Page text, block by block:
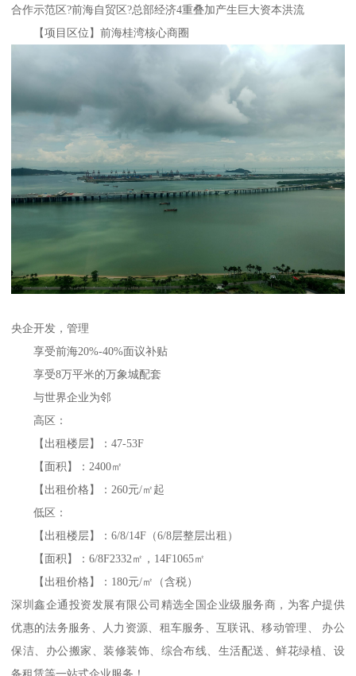
合作示范区?前海自贸区?总部经济4重叠加产生巨大资本洪流
【项目区位】前海桂湾核心商圈
央企开发，管理
享受前海20%-40%面议补贴
享受8万平米的万象城配套
与世界企业为邻
高区：
【出租楼层】：47-53F
【面积】：2400㎡
【出租价格】：260元/㎡起
低区：
【出租楼层】：6/8/14F（6/8层整层出租）
【面积】：6/8F2332㎡，14F1065㎡
【出租价格】：180元/㎡（含税）
深圳鑫企通投资发展有限公司精选全国企业级服务商，为客户提供
优惠的法务服务、人力资源、租车服务、互联讯、移动管理、 办公
保洁、办公搬家、装修装饰、综合布线、生活配送、鲜花绿植、设